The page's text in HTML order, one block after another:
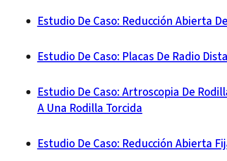
Estudio De Caso: Reducción Abierta
Estudio De Caso: Placas De Radio
Estudio De Caso: Artroscopia De
A Una Rodilla Torcida
Estudio De Caso: Reducción Abierta